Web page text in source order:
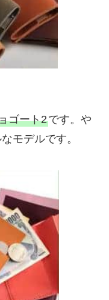
ゴート2です。や
モデルです。